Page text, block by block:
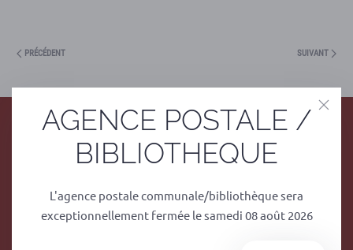
PRÉCÉDENT SUIVANT
AGENCE POSTALE /
BIBLIOTHEQUE
L'agence postale communale/bibliothèque sera
exceptionnellement fermée le samedi 08 août 2026